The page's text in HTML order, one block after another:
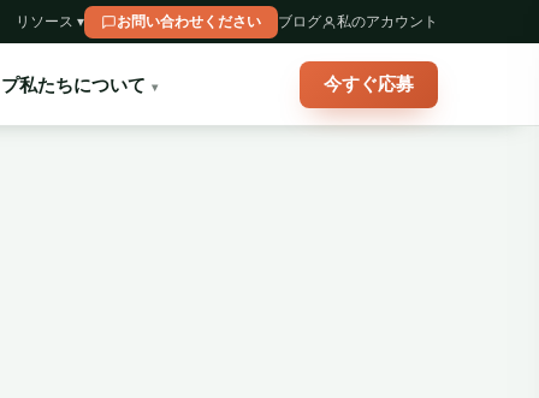
リソース ▾ お問い合わせください ブログ 私のアカウント
私たちについて 今すぐ応募